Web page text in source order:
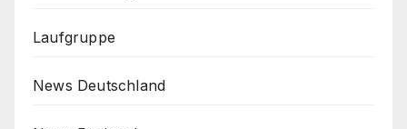
Laufgruppe
News Deutschland